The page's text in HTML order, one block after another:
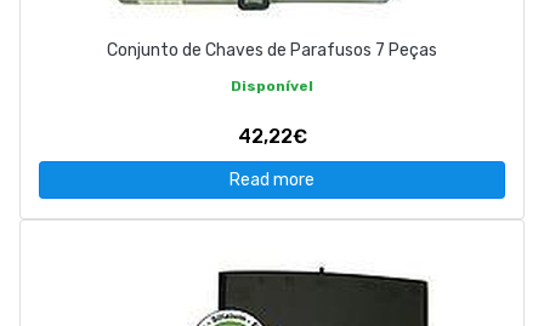
Conjunto de Chaves de Parafusos 7 Peças
Disponível
42,22€
Read more